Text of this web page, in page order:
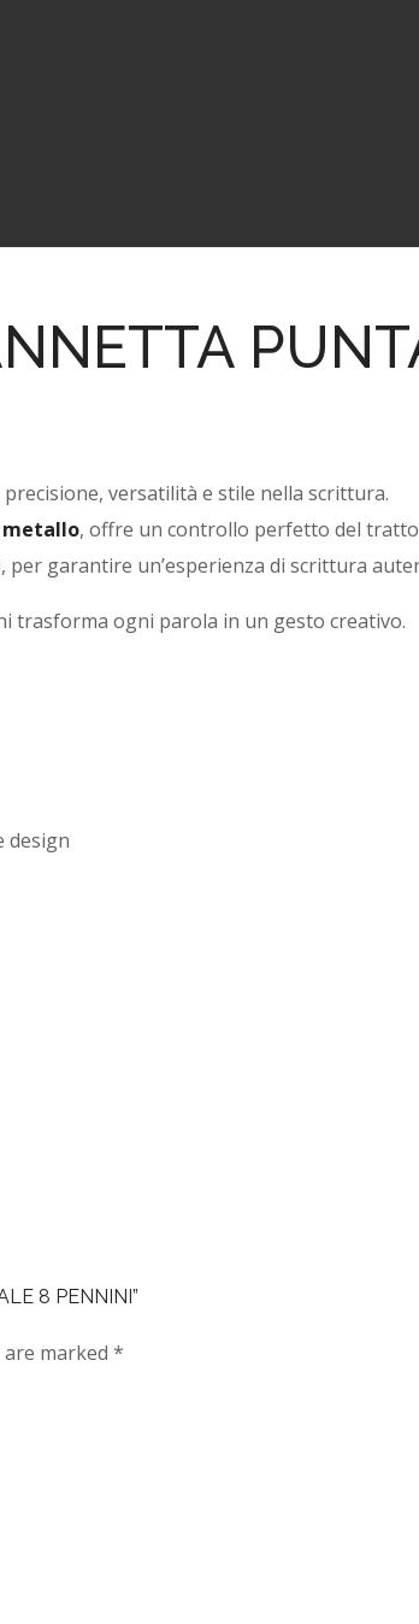
versatilità e stile nella scrittura.
, offre un controllo perfetto del
garantire un’esperienza di scrittura
trasforma ogni parola in un gesto creativo.
design
8 PENNINI”
are marked *